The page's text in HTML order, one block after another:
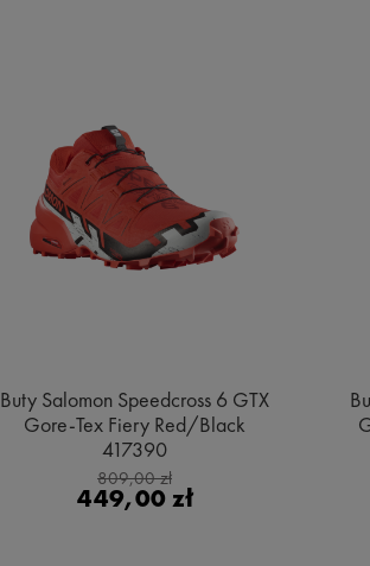
Buty Salomon Speedcross 6 GTX
Gore-Tex Fiery Red/Black
417390
809,00 zł
449,00 zł